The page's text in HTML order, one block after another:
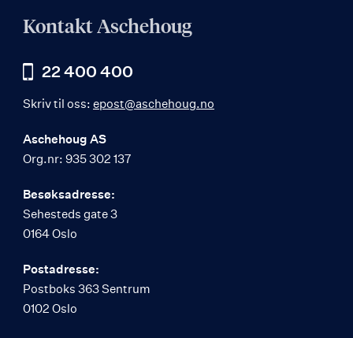
Kontakt Aschehoug
22 400 400
Skriv til oss: epost@aschehoug.no
Aschehoug AS
Org.nr: 935 302 137
Besøksadresse:
Sehesteds gate 3
0164 Oslo
Postadresse:
Postboks 363 Sentrum
0102 Oslo